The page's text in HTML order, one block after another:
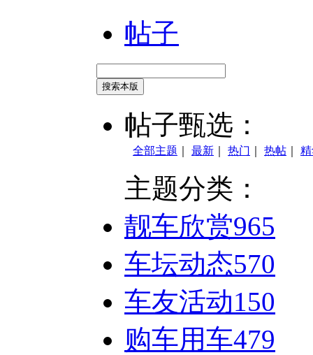
帖子
搜索本版
帖子甄选：
全部主题 最新 热门 热帖
主题分类：
靓车欣赏965
车坛动态570
车友活动150
购车用车479